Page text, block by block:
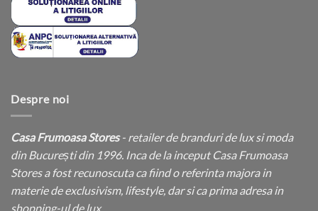
Despre noi
Casa Frumoasa Stores- retailer de branduri de lux si moda
din București din 1996. Inca de la inceput Casa Frumoasa
Stores a fost recunoscuta ca fiind o referinta majora in
materie de exclusivism, lifestyle, dar si ca prima adresa in
shopping-ul de lux.